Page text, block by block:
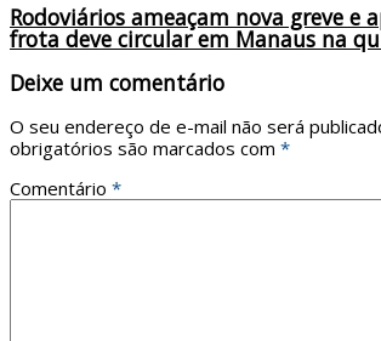
Rodoviários ameaçam nova greve e
frota deve circular em Manaus na
Deixe um comentário
O seu endereço de e-mail não será
obrigatórios são marcados com *
Comentário *